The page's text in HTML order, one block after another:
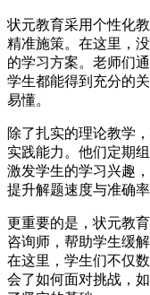
状元教育采用个性化
精准施策。在这里，
的学习方案。老师们
学生都能得到充分的
易懂。
除了扎实的理论教学
实践能力。他们定期
激发学生的学习兴趣
提升解题速度与准确率
更重要的是，状元教
咨询师，帮助学生缓
在这里，学生们不仅
会了如何面对挑战，